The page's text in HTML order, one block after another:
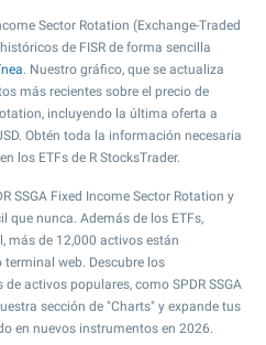
Sector Rotation (Exchange-Traded
de FISR de forma sencilla
. Nuestro gráfico, que se actualiza
más recientes sobre el precio de
incluyendo la última oferta a
Obtén toda la información necesaria
los ETFs de R StocksTrader.
SSGA Fixed Income Sector Rotation y
nunca. Además de los ETFs,
más de 12,000 activos están
web. Descubre los
activos populares, como SPDR SSGA
sección de "Charts" y expande tus
en nuevos instrumentos en 2026.